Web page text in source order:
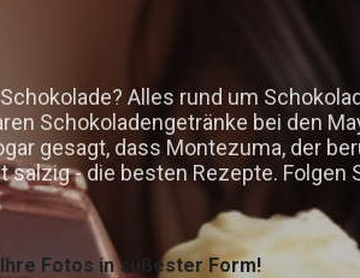
Alles rund um
Schokoladengetränke bei den
gesagt, dass Montezuma, der
- die besten Rezepte.
Fotos in süßester Form!